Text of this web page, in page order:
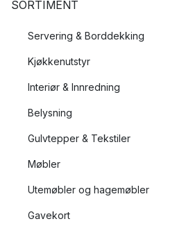
SORTIMENT
Servering & Borddekking
Kjøkkenutstyr
Interiør & Innredning
Belysning
Gulvtepper & Tekstiler
Møbler
Utemøbler og hagemøbler
Gavekort